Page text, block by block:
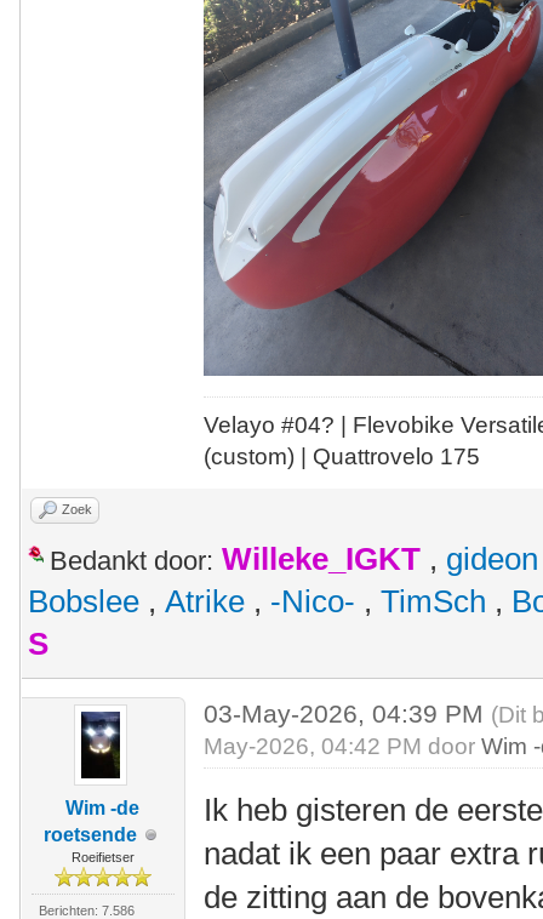
Velayo #04? | Flevobike
(custom) | Quattrovelo 175
Zoek
Bedankt door: Willeke_IGKT , gideon
Bobslee , Atrike , -Nico- , TimSch ,
S
Wim -de
roetsende
Roeifietser
Berichten: 7.586
03-May-2026, 04:39 PM (Dit
May-2026, 04:42 PM doorWim
Ik heb gisteren de
nadat ik een paar extra
de zitting aan de